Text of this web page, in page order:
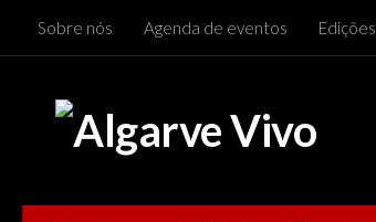
Skip to content
Sobre nós Agenda de eventos Edições